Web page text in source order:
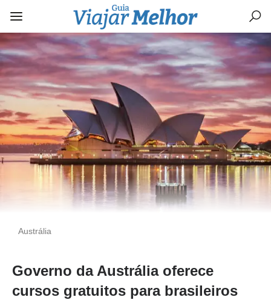
Austrália
Governo da Austrália oferece
cursos gratuitos para brasileiros